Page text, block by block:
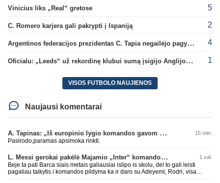
Vinicius liks „Real“ gretose 5
C. Romero karjera gali pakrypti į Ispaniją 2
Argentinos federacijos prezidentas C. Tapia negailėjo pagyrų G. Infantino 4
Oficialu: „Leeds“ už rekordinę klubui sumą įsigijo Anglijos rinktinės vartininką 1
VISOS FUTBOLO NAUJIENOS
Naujausi komentarai
A. Tapinas: „Iš europinio lygio komandos gavom gerų pamokų“ 15 min.
Pasirodo,paramas apsimoka rinkti.
L. Messi gerokai pakėlė Majamio „Inter“ komandos vertę 1 val.
Beje ta pati Barca siais metais galiausiai islipo is skolu, del to gali leisti
pagaliau taikytis i komandos pildyma ka ir daro su Adeyemi, Rodri, visa